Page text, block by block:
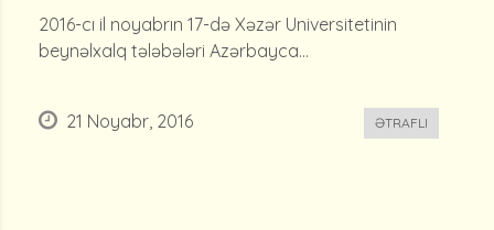
2016-cı il noyabrın 17-də Xəzər Universitetinin
beynəlxalq tələbələri Azərbayca...
21 Noyabr, 2016 ƏTRAFLI